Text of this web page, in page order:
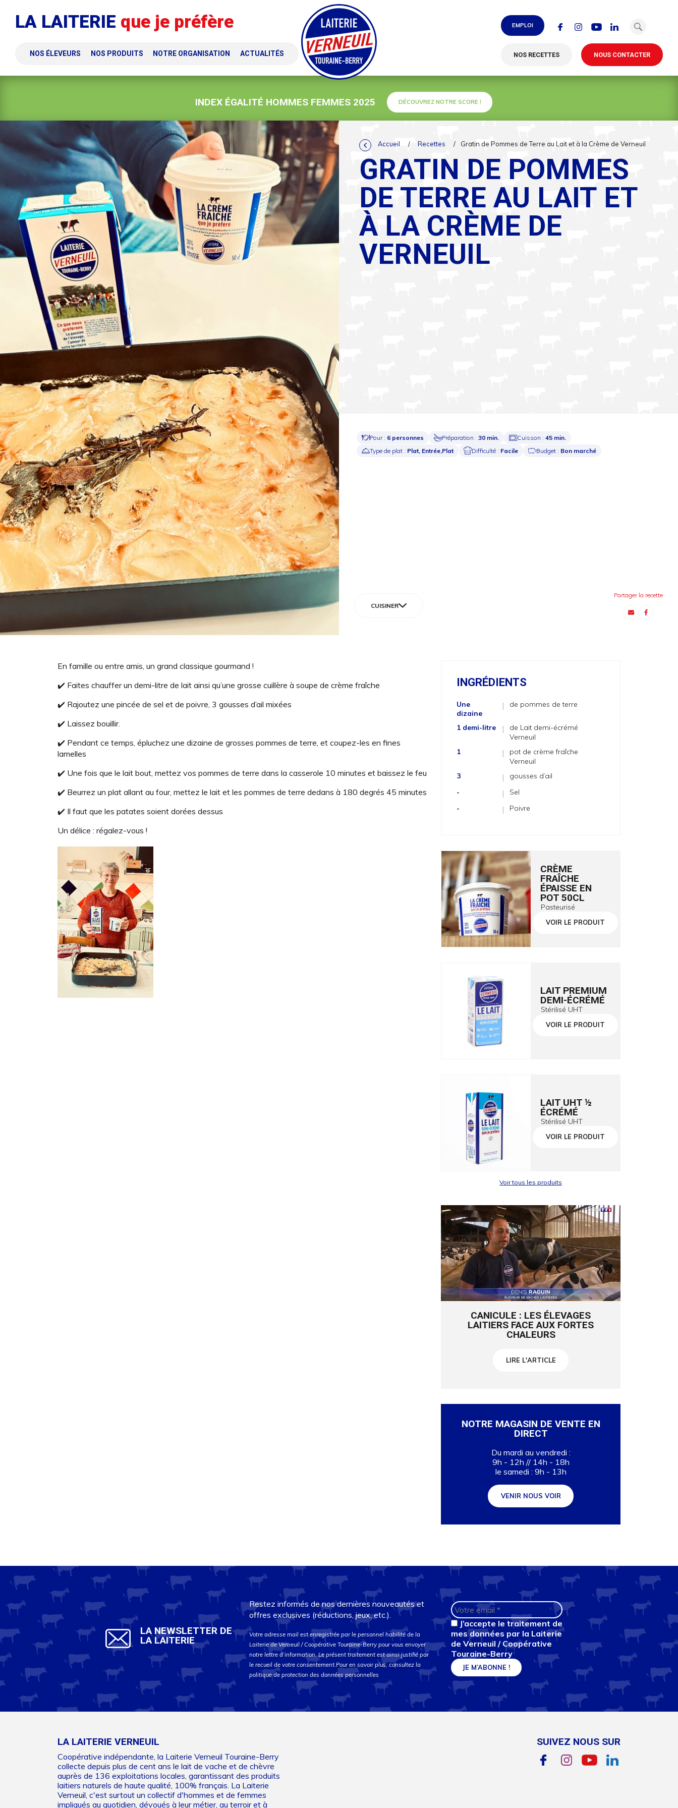
LA LAITERIE que je préfère
NOS ÉLEVEURS NOS PRODUITS NOTRE ORGANISATION ACTUALITÉS
EMPLOI
NOS RECETTES NOUS CONTACTER
INDEX ÉGALITÉ HOMMES FEMMES 2025 DÉCOUVREZ NOTRE SCORE !
Accueil / Recettes / Gratin de Pommes de Terre au Lait et à la Crème de Verneuil
GRATIN DE POMMES
DE TERRE AU LAIT ET
À LA CRÈME DE
VERNEUIL
Pour : 6 personnes Préparation : 30 min. Cuisson : 45 min.
Type de plat : Plat, Entrée,Plat Difficulté : Facile Budget : Bon marché
CUISINER
Partager la recette
En famille ou entre amis, un grand classique gourmand !
✔️ Faites chauffer un demi-litre de lait ainsi qu’une grosse cuillère à soupe de crème fraîche
✔️ Rajoutez une pincée de sel et de poivre, 3 gousses d’ail mixées
✔️ Laissez bouillir.
✔️ Pendant ce temps, épluchez une dizaine de grosses pommes de terre, et coupez-les en fines
lamelles
✔️ Une fois que le lait bout, mettez vos pommes de terre dans la casserole 10 minutes et baissez le feu
✔️ Beurrez un plat allant au four, mettez le lait et les pommes de terre dedans à 180 degrés 45 minutes
✔️ Il faut que les patates soient dorées dessus
Un délice : régalez-vous !
INGRÉDIENTS
Une
dizaine
| de pommes de terre
1 demi-litre |
de Lait demi-écrémé
Verneuil
1
|
pot de crème fraîche
Verneuil
3
|
gousses d’ail
-
|
Sel
-
| Poivre
CRÈME
FRAÎCHE
ÉPAISSE EN
POT 50CL
Pasteurisé
VOIR LE PRODUIT
LAIT PREMIUM
DEMI-ÉCRÉMÉ
Stérilisé UHT
VOIR LE PRODUIT
LAIT UHT ½
ÉCRÉMÉ
Stérilisé UHT
VOIR LE PRODUIT
Voir tous les produits
CANICULE : LES ÉLEVAGES
LAITIERS FACE AUX FORTES
CHALEURS
LIRE L'ARTICLE
NOTRE MAGASIN DE VENTE EN
DIRECT
Du mardi au vendredi :
9h - 12h // 14h - 18h
le samedi : 9h - 13h
VENIR NOUS VOIR
LA NEWSLETTER DE
LA LAITERIE
Restez informés de nos dernières nouveautés et
offres exclusives (réductions, jeux, etc.).
Votre adresse mail est enregistrée par le personnel habilité de la
Laiterie de Verneuil / Coopérative Touraine-Berry pour vous envoyer
notre lettre d’information. Le présent traitement est ainsi justifié par
le recueil de votre consentement.Pour en savoir plus, consultez la
politique de protection des données personnelles
J’accepte le traitement de
mes données par la Laiterie
de Verneuil / Coopérative
Touraine-Berry
LA LAITERIE VERNEUIL
Coopérative indépendante, la Laiterie Verneuil Touraine-Berry
collecte depuis plus de cent ans le lait de vache et de chèvre
auprès de 136 exploitations locales, garantissant des produits
laitiers naturels de haute qualité, 100% français. La Laiterie
Verneuil, c'est surtout un collectif d'hommes et de femmes
impliqués au quotidien, dévoués à leur métier, au terroir et à
SUIVEZ NOUS SUR